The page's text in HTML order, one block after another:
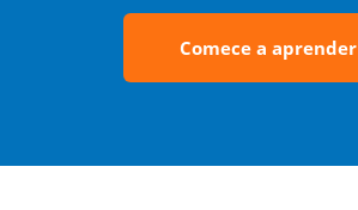
Comece a aprender